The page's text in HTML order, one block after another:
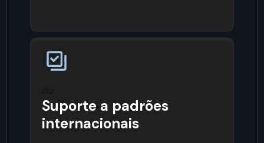
Suporte a padrões
internacionais